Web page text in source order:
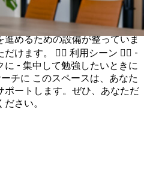
要なものが揃っています。1名
フォンブース、空調、フリー
進めるための設備が整っていま
利用シーン 🚶‍♀️ -
- 集中して勉強したいときに
、あなた
ポートします。ぜひ、あなただ
さい。